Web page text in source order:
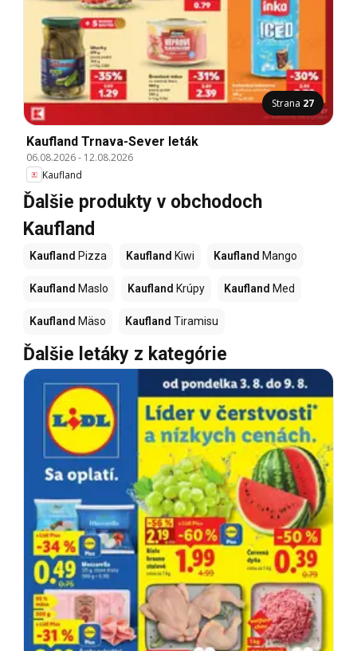
Strana 27
Kaufland Trnava-Sever leták
06.08.2026- 12.08.2026
Kaufland
Ďalšie produkty v obchodoch
Kaufland
Kaufland Pizza Kaufland Kiwi Kaufland Mango
Kaufland Maslo Kaufland Krúpy Kaufland Med
Kaufland Mäso Kaufland Tiramisu
Ďalšie letáky z kategórie